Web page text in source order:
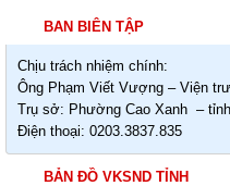
BAN BIÊN TẬP
Chịu trách nhiệm chính:
Ông Phạm Viết Vượng – Viện
Trụ sở: Phường Cao Xanh – tỉnh
Điện thoại: 0203.3837.835
BẢN ĐỒ VKSND TỈNH